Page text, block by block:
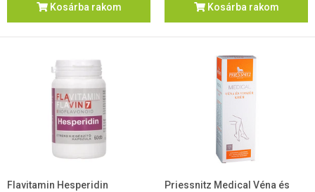
Kosárba rakom Kosárba rakom
Flavitamin Hesperidin Priessnitz Medical Véna és